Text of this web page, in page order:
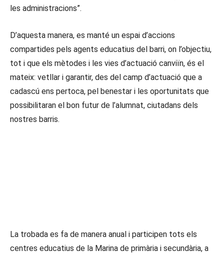
les administracions”.
D’aquesta manera, es manté un espai d’accions
compartides pels agents educatius del barri, on l’objectiu,
tot i que els mètodes i les vies d’actuació canviïn, és el
mateix: vetllar i garantir, des del camp d’actuació que a
cadascú ens pertoca, pel benestar i les oportunitats que
possibilitaran el bon futur de l’alumnat, ciutadans dels
nostres barris.
La trobada es fa de manera anual i participen tots els
centres educatius de la Marina de primària i secundària, a